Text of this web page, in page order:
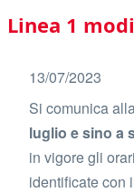
Main
navigation
Linea 1
13/07/2023
Si comunica
luglio e sino a
in vigore gli
identificate con